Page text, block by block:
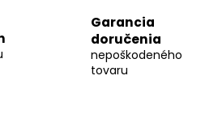
Garancia
doručenia
nepoškodeného
tovaru